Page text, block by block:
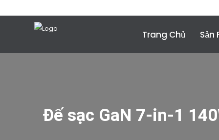
Trang Chủ Sản
Đế sạc GaN 7-in-1